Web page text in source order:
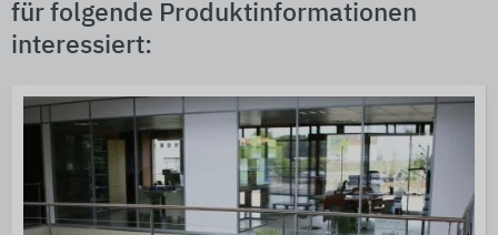
für folgende Produktinformationen
interessiert: